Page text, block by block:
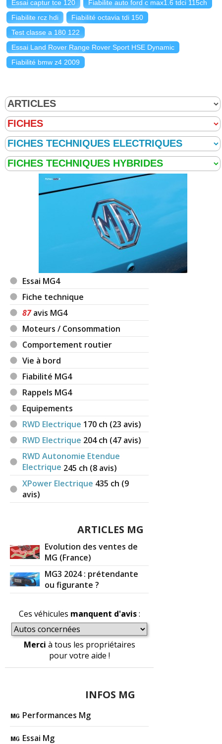
Essai captur tce 120
Fiabilite auto ford c max1.6 tdci 115ch
Fiabilite rcz hdi
Fiabilité octavia tdi 150
Test classe a 180 122
Essai Land Rover Range Rover Sport HSE Dynamic
Fiabilité bmw z4 2009
Essai MG4
Fiche technique
87avis MG4
Moteurs / Consommation
Comportement routier
Vie à bord
Fiabilité MG4
Rappels MG4
Equipements
RWD Electrique 170 ch (23 avis)
RWD Electrique 204ch (47 avis)
RWD Autonomie Etendue
Electrique 245 ch (8 avis)
XPower Electrique 435 ch (9
avis)
ARTICLES MG
Evolution des ventes de
MG (France)
MG3 2024 : prétendante
ou figurante ?
Ces véhicules manquent d'avis:
Merci à tous les propriétaires
pour votre aide !
INFOS MG
Performances Mg
Essai Mg